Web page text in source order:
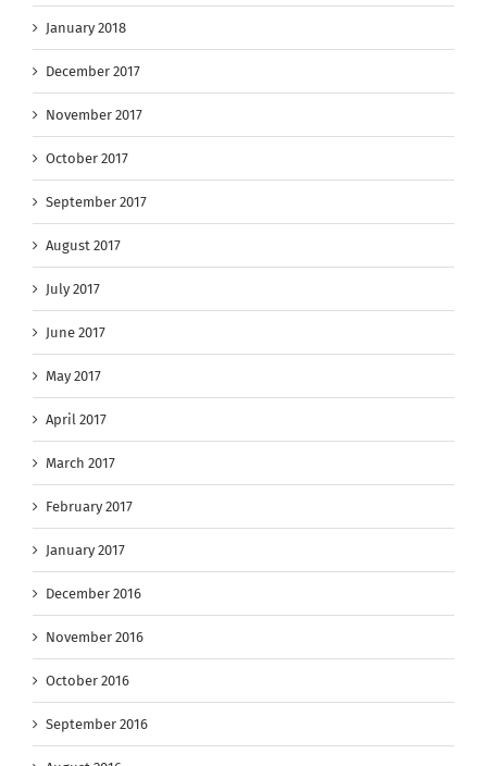
January 2018
December 2017
November 2017
October 2017
September 2017
August 2017
July 2017
June 2017
May 2017
April 2017
March 2017
February 2017
January 2017
December 2016
November 2016
October 2016
September 2016